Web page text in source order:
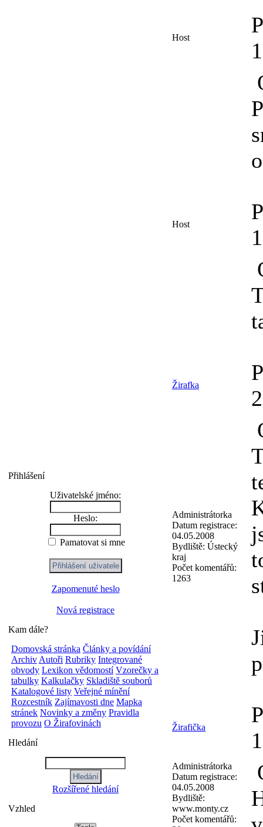
Přihlášení
Uživatelské jméno:
Heslo:
Pamatovat si mne
Zapomenuté heslo
Nová registrace
Kam dále?
Domovská stránka Články a povídání
Archiv Autoři Rubriky Integrované
obvody Lexikon vědomostí Vzorečky a
tabulky Kalkulačky Skladiště souborů
Katalogové listy Veřejné mínění
Rozcestník Zajímavosti dne Mapka
stránek Novinky a změny Pravidla
provozu O Žirafovinách
Hledání
Rozšířené hledání
Vzhled
Host
Host
Žirafka
Administrátorka
Datum registrace:
04.05.2008
Bydliště: Ústecký
kraj
Počet komentářů:
1263
Žirafička
Administrátorka
Datum registrace:
04.05.2008
Bydliště:
www.monty.cz
Počet komentářů: